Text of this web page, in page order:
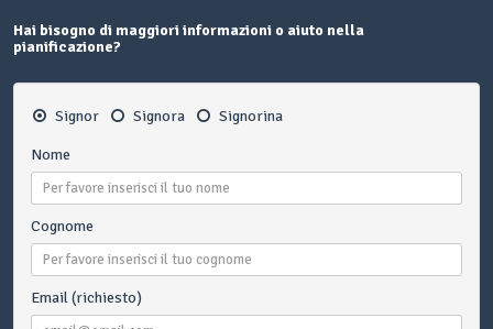
Hai bisogno di maggiori informazioni o aiuto nella
pianificazione?
Signor Signora Signorina
Nome
Cognome
Email (richiesto)